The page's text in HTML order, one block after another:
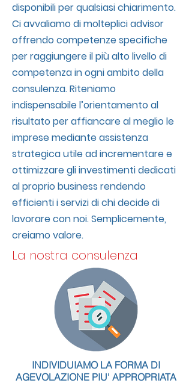
disponibili per qualsiasi chiarimento.
Ci avvaliamo di molteplici advisor
offrendo competenze specifiche
per raggiungere il più alto livello di
competenza in ogni ambito della
consulenza. Riteniamo
indispensabile l’orientamento al
risultato per affiancare al meglio le
imprese mediante assistenza
strategica utile ad incrementare e
ottimizzare gli investimenti dedicati
al proprio business rendendo
efficienti i servizi di chi decide di
lavorare con noi. Semplicemente,
creiamo valore.
La nostra consulenza
INDIVIDUIAMO LA FORMA DI
AGEVOLAZIONE PIU' APPROPRIATA